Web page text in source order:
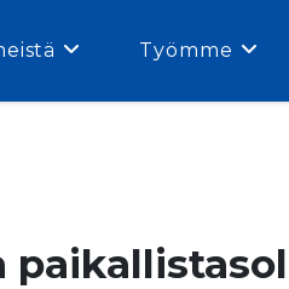
Työmme